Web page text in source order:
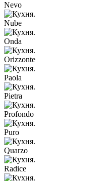
Nevo
Nube
Onda
Orizzonte
Paola
Pietra
Profondo
Puro
Quarzo
Radice